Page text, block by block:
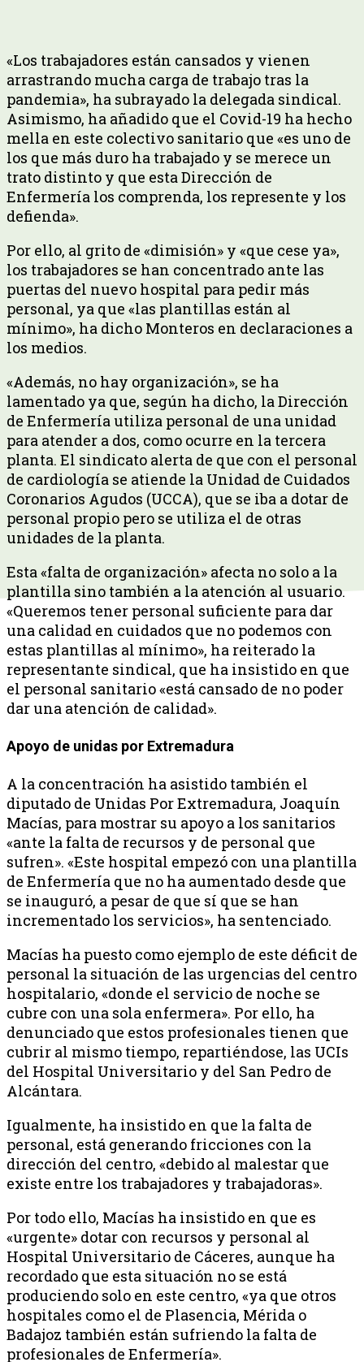
«Los trabajadores están cansados y vienen
arrastrando mucha carga de trabajo tras la
pandemia», ha subrayado la delegada sindical.
Asimismo, ha añadido que el Covid-19 ha hecho
mella en este colectivo sanitario que «es uno de
los que más duro ha trabajado y se merece un
trato distinto y que esta Dirección de
Enfermería los comprenda, los represente y los
defienda».
Por ello, al grito de «dimisión» y «que cese ya»,
los trabajadores se han concentrado ante las
puertas del nuevo hospital para pedir más
personal, ya que «las plantillas están al
mínimo», ha dicho Monteros en declaraciones a
los medios.
«Además, no hay organización», se ha
lamentado ya que, según ha dicho, la Dirección
de Enfermería utiliza personal de una unidad
para atender a dos, como ocurre en la tercera
planta. El sindicato alerta de que con el personal
de cardiología se atiende la Unidad de Cuidados
Coronarios Agudos (UCCA), que se iba a dotar de
personal propio pero se utiliza el de otras
unidades de la planta.
Esta «falta de organización» afecta no solo a la
plantilla sino también a la atención al usuario.
«Queremos tener personal suficiente para dar
una calidad en cuidados que no podemos con
estas plantillas al mínimo», ha reiterado la
representante sindical, que ha insistido en que
el personal sanitario «está cansado de no poder
dar una atención de calidad».
Apoyo de unidas por Extremadura
A la concentración ha asistido también el
diputado de Unidas Por Extremadura, Joaquín
Macías, para mostrar su apoyo a los sanitarios
«ante la falta de recursos y de personal que
sufren». «Este hospital empezó con una plantilla
de Enfermería que no ha aumentado desde que
se inauguró, a pesar de que sí que se han
incrementado los servicios», ha sentenciado.
Macías ha puesto como ejemplo de este déficit de
personal la situación de las urgencias del centro
hospitalario, «donde el servicio de noche se
cubre con una sola enfermera». Por ello, ha
denunciado que estos profesionales tienen que
cubrir al mismo tiempo, repartiéndose, las UCIs
del Hospital Universitario y del San Pedro de
Alcántara.
Igualmente, ha insistido en que la falta de
personal, está generando fricciones con la
dirección del centro, «debido al malestar que
existe entre los trabajadores y trabajadoras».
Por todo ello, Macías ha insistido en que es
«urgente» dotar con recursos y personal al
Hospital Universitario de Cáceres, aunque ha
recordado que esta situación no se está
produciendo solo en este centro, «ya que otros
hospitales como el de Plasencia, Mérida o
Badajoz también están sufriendo la falta de
profesionales de Enfermería».